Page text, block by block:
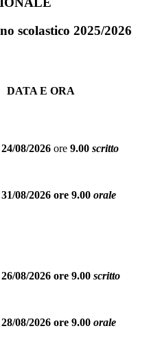
scolastico 2025/2026
DATA E ORA
24/08/2026 ore 9.00 scritto
31/08/2026 ore 9.00 orale
26/08/2026 ore 9.00 scritto
28/08/2026 ore 9.00 orale